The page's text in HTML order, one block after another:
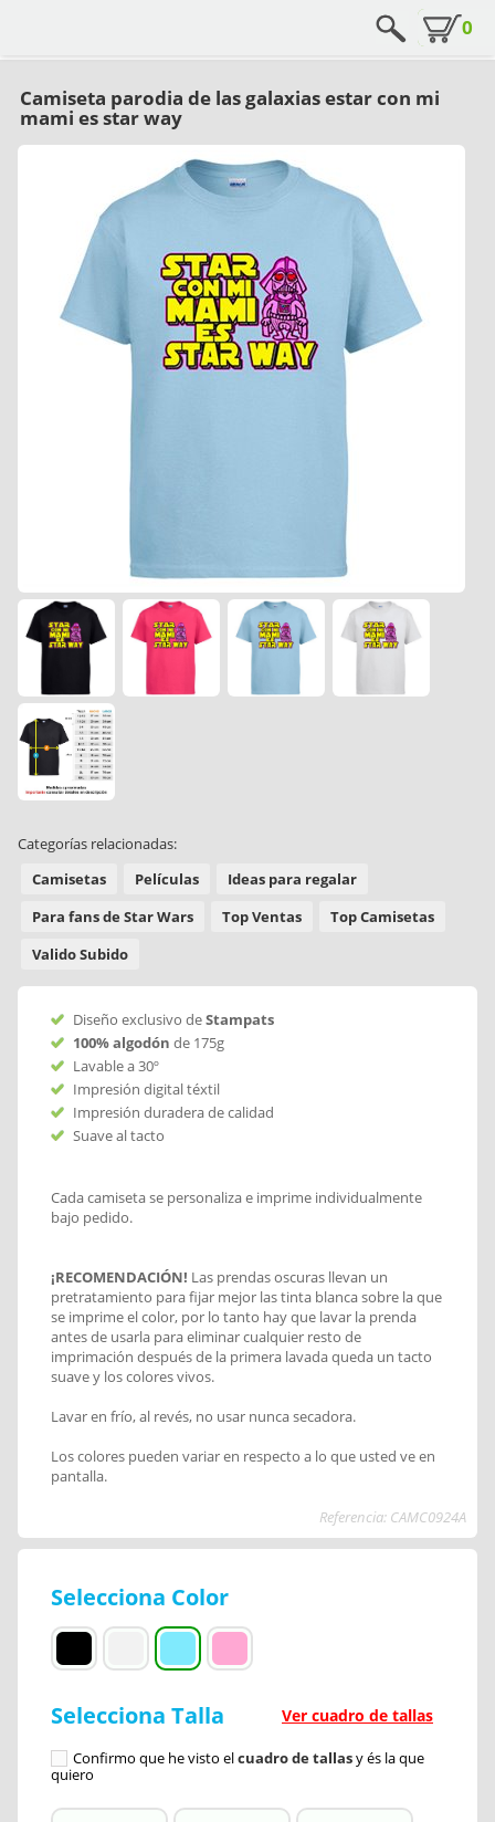
0
Camiseta parodia de las galaxias estar con mi
mami es star way
Categorías relacionadas:
Camisetas
Películas
Ideas para regalar
Para fans de Star Wars
Top Ventas
Top Camisetas
Valido Subido
Diseño exclusivo deStampats
100% algodón de 175g
Lavable a 30º
Impresión digital téxtil
Impresión duradera de calidad
Suave al tacto
Cada camiseta se personaliza e imprime individualmente
bajo pedido.
¡RECOMENDACIÓN! Las prendas oscuras llevan un
pretratamiento para fijar mejor las tinta blanca sobre la que
se imprime el color, por lo tanto hay que lavar la prenda
antes de usarla para eliminar cualquier resto de
imprimación después de la primera lavada queda un tacto
suave y los colores vivos.
Lavar en frío, al revés, no usar nunca secadora.
Los colores pueden variar en respecto a lo que usted ve en
pantalla.
Referencia: CAMC0924A
Selecciona Color
Selecciona Talla Ver cuadro de tallas
Confirmo que he visto elcuadro de tallasy és la que
quiero